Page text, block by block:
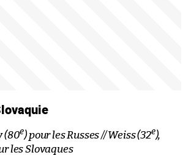
(80e) pour les Russes // Weiss (32e),
les Slovaques